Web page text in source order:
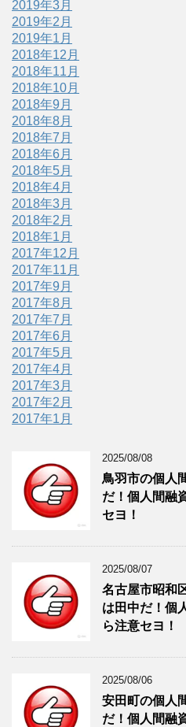
2019年3月
2019年2月
2019年1月
2018年12月
2018年11月
2018年10月
2018年9月
2018年8月
2018年7月
2018年6月
2018年5月
2018年4月
2018年3月
2018年2月
2018年1月
2017年12月
2017年11月
2017年9月
2017年8月
2017年7月
2017年6月
2017年5月
2017年4月
2017年3月
2017年2月
2017年1月
2025/08/08
鳥羽市の個人
だ！個人間融
セヨ！
2025/08/07
名古屋市昭和
は田中だ！個
ら注意セヨ！
2025/08/06
安田町の個人
だ！個人間融